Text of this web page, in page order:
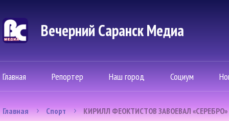
Вечерний Саранск Mедиа
Главная Репортер Наш город Социум
Главная Спорт КИРИЛЛ ФЕОКТИСТОВ ЗАВОЕВАЛ